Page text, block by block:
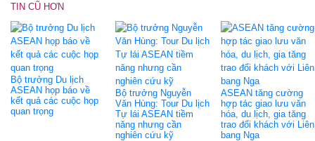
TIN CŨ HƠN
Bộ trưởng Du lịch
ASEAN họp báo về
kết quả các cuộc họp
quan trọng
Bộ trưởng Nguyễn
Văn Hùng: Tour Du lịch
Tự lái ASEAN tiềm
năng nhưng cần
nghiên cứu kỹ
ASEAN tăng cường
hợp tác giao lưu văn
hóa, du lịch, gia tăng
trao đổi khách với Liên
bang Nga